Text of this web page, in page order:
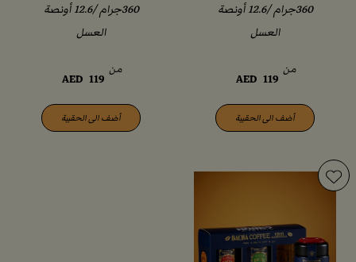
360جرام /12.6 أونصة
العسل
من
AED 119
أضف الى الحقيبة
360جرام /12.6 أونصة
العسل
من
AED 119
أضف الى الحقيبة